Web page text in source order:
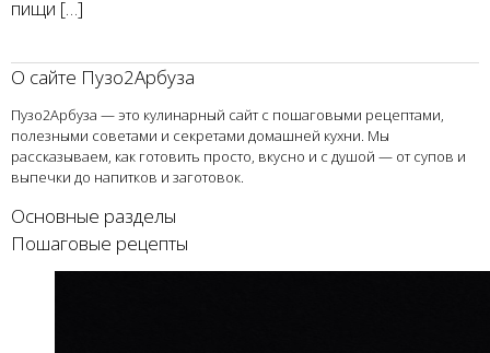
пищи […]
О сайте Пузо2Арбуза
Пузо2Арбуза — это кулинарный сайт с пошаговыми рецептами,
полезными советами и секретами домашней кухни. Мы
рассказываем, как готовить просто, вкусно и с душой — от супов и
выпечки до напитков и заготовок.
Основные разделы
Пошаговые рецепты